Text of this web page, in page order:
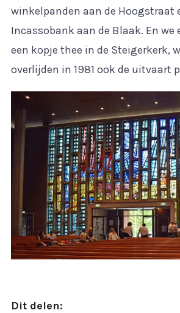
winkelpanden aan de Hoogstraat
Incassobank aan de Blaak. En
een kopje thee in de Steigerkerk,
overlijden in 1981 ook de uitvaart
Dit delen: